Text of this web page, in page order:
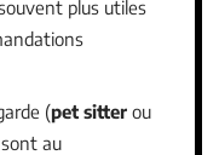
plus utiles
(pet sitter ou
au